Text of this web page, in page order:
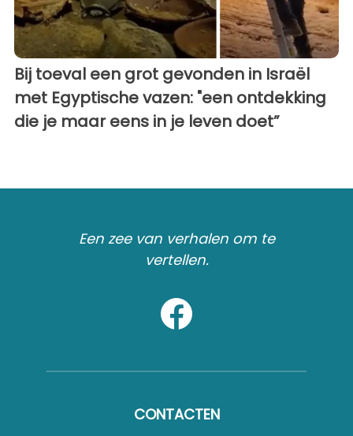
Bij toeval een grot gevonden in Israël
met Egyptische vazen: "een ontdekking
die je maar eens in je leven doet”
Een zee van verhalen om te
vertellen.
CONTACTEN